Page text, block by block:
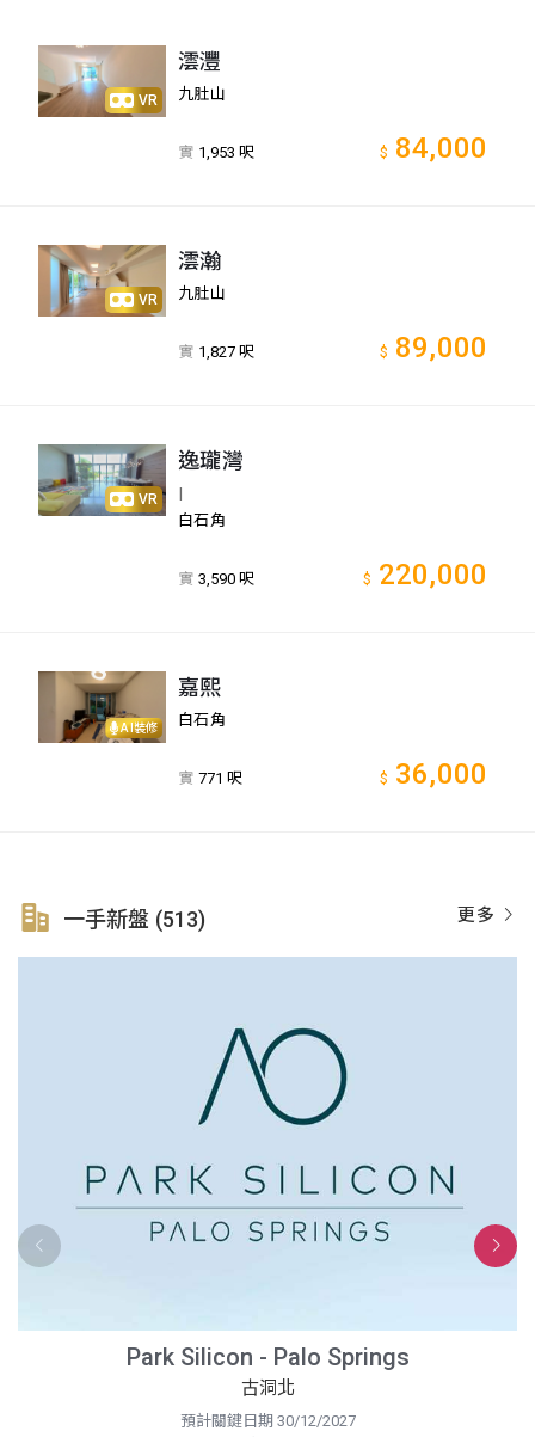
VR
澐灃
九肚山
實 1,953 呎 $ 84,000
VR
澐瀚
九肚山
實 1,827 呎 $ 89,000
VR
逸瓏灣
I
白石角
實 3,590 呎 $ 220,000
AI裝修
嘉熙
白石角
實 771 呎 $ 36,000
更多
一手新盤 (513)
Park Silicon - Palo Springs
古洞北
預計關鍵日期 30/12/2027